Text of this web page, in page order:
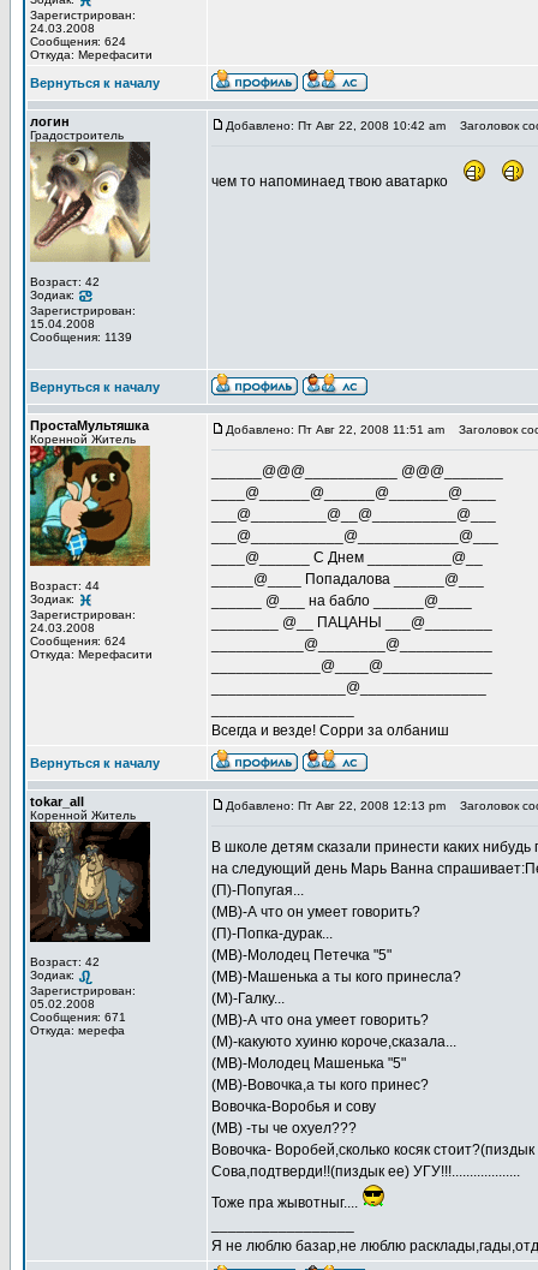
Зарегистрирован:
24.03.2008
Сообщения: 624
Откуда: Мерефасити
Вернуться к началу
логин
Градостроитель
Возраст: 42
Зодиак:
Зарегистрирован:
15.04.2008
Сообщения: 1139
Добавлено: Пт Авг 22, 2008 10:42 am Заголовок
чем то напоминаед твою аватарко
Вернуться к началу
ПростаМультяшка
Коренной Житель
Возраст: 44
Зодиак:
Зарегистрирован:
24.03.2008
Сообщения: 624
Откуда: Мерефасити
Добавлено: Пт Авг 22, 2008 11:51 am Заголовок
______@@@___________ @@@_______
____@______@______@_______@____
___@_________@__@__________@___
___@___________@____________@___
____@______ С Днем __________@__
_____@____ Попадалова ______@___
______ @___ на бабло ______@____
________ @__ ПАЦАНЫ ___@________
___________@________@___________
_____________@____@_____________
________________@_______________
Всегда и везде! Сорри за олбаниш
Вернуться к началу
tokar_all
Коренной Житель
Возраст: 42
Зодиак:
Зарегистрирован:
05.02.2008
Сообщения: 671
Откуда: мерефа
Добавлено: Пт Авг 22, 2008 12:13 pm Заголовок
В школе детям сказали принести каких
на следующий день Марь Ванна
(П)-Попугая...
(МВ)-А что он умеет говорить?
(П)-Попка-дурак...
(МВ)-Молодец Петечка "5"
(МВ)-Машенька а ты кого принесла?
(М)-Галку...
(МВ)-А что она умеет говорить?
(М)-какуюто хуиню короче,сказала...
(МВ)-Молодец Машенька "5"
(МВ)-Вовочка,а ты кого принес?
Вовочка-Воробья и сову
(МВ) -ты че охуел???
Вовочка- Воробей,сколько косяк
Сова,подтверди!!(пиздык ее) УГУ!!!...................
Тоже пра жывотныг....
Я не люблю базар,не люблю